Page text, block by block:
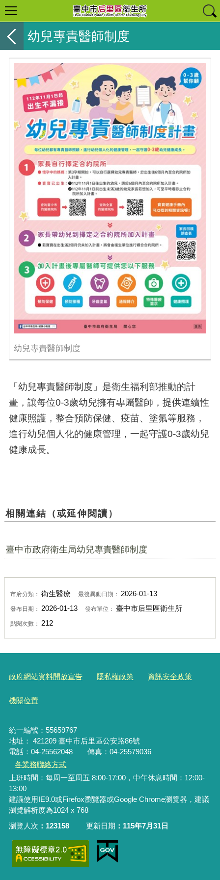
幼兒專責醫師制度
幼兒專責醫師制度
「幼兒專責醫師制度」是衛生福利部推動的計
畫，讓每位0-3歲幼兒擁有專屬醫師，提供連續性
健康照護，整合預防保健、疫苗、塗氟等服務，
進行幼兒個人化的健康管理，一起守護0-3歲幼兒
健康成長。
相關連結（或延伸閱讀）
臺中市政府衛生局幼兒專責醫師制度
市府分類： 衛生醫療 最後異動日期： 2026-01-13
發布日期： 2026-01-13 發布單位： 臺中市后里區衛生所
點閱次數： 212
政府網站資料開放宣告 隱私權政策 資訊安全政策
機關位置
統一編號：55659767
地址： 421209 臺中市后里區公安路86號
電話：04-25562048 傳真：04-25579036
各業務聯絡方式
上班時間：每周一至周五 8:00-17:00，中午休息時間：12:00-
13:00
建議使用IE9.0或Firefox瀏覽器或Google Chrome瀏覽器，建議
瀏覽解析度為1024 x 768
瀏覽人次
123158 更新日期 115年7月31日